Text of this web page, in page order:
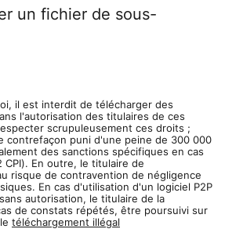
un fichier de sous-
il est interdit de télécharger des
l'autorisation des titulaires de ces
scrupuleusement ces droits ;
contrefaçon puni d'une peine de 300 000
des sanctions spécifiques en cas
En outre, le titulaire de
risque de contravention de négligence
En cas d'utilisation d'un logiciel P2P
autorisation, le titulaire de la
de constats répétés, être poursuivi sur
téléchargement illégal